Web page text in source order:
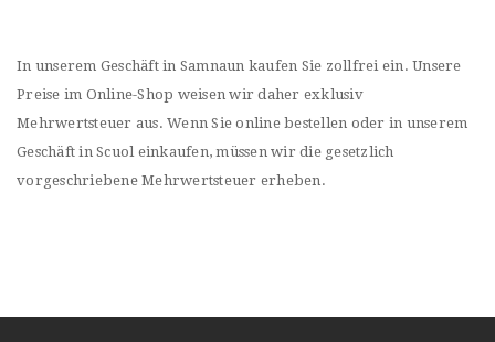
In unserem Geschäft in Samnaun kaufen Sie zollfrei ein. Unsere
Preise im Online-Shop weisen wir daher exklusiv
Mehrwertsteuer aus. Wenn Sie online bestellen oder in unserem
Geschäft in Scuol einkaufen, müssen wir die gesetzlich
vorgeschriebene Mehrwertsteuer erheben.